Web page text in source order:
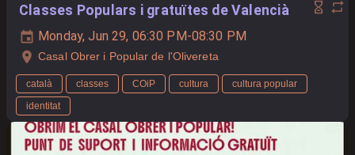
Classes Populars i gratuïtes de Valencià
Monday, Jun 29, 06:30 PM-08:30 PM
Casal Obrer i Popular de l'Olivereta
català classes COiP cultura
cultura popular
identitat